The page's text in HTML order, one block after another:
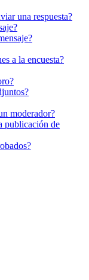
una respuesta?
a la encuesta?
moderador?
publicación de